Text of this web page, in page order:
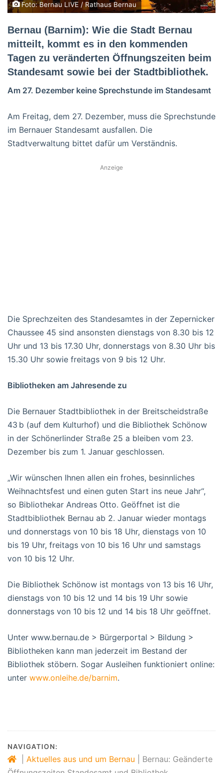
Foto: Bernau LIVE / Rathaus Bernau
Bernau (Barnim): Wie die Stadt Bernau
mitteilt, kommt es in den kommenden
Tagen zu veränderten Öffnungszeiten beim
Standesamt sowie bei der Stadtbibliothek.
Am 27. Dezember keine Sprechstunde im Standesamt
Am Freitag, dem 27. Dezember, muss die Sprechstunde
im Bernauer Standesamt ausfallen. Die
Stadtverwaltung bittet dafür um Verständnis.
Anzeige
Die Sprechzeiten des Standesamtes in der Zepernicker
Chaussee 45 sind ansonsten dienstags von 8.30 bis 12
Uhr und 13 bis 17.30 Uhr, donnerstags von 8.30 Uhr bis
15.30 Uhr sowie freitags von 9 bis 12 Uhr.
Bibliotheken am Jahresende zu
Die Bernauer Stadtbibliothek in der Breitscheidstraße
43 b (auf dem Kulturhof) und die Bibliothek Schönow
in der Schönerlinder Straße 25 a bleiben vom 23.
Dezember bis zum 1. Januar geschlossen.
„Wir wünschen Ihnen allen ein frohes, besinnliches
Weihnachtsfest und einen guten Start ins neue Jahr“,
so Bibliothekar Andreas Otto. Geöffnet ist die
Stadtbibliothek Bernau ab 2. Januar wieder montags
und donnerstags von 10 bis 18 Uhr, dienstags von 10
bis 19 Uhr, freitags von 10 bis 16 Uhr und samstags
von 10 bis 12 Uhr.
Die Bibliothek Schönow ist montags von 13 bis 16 Uhr,
dienstags von 10 bis 12 und 14 bis 19 Uhr sowie
donnerstags von 10 bis 12 und 14 bis 18 Uhr geöffnet.
Unter www.bernau.de > Bürgerportal > Bildung >
Bibliotheken kann man jederzeit im Bestand der
Bibliothek stöbern. Sogar Ausleihen funktioniert online:
unter www.onleihe.de/barnim.
NAVIGATION:
Aktuelles aus und um Bernau
Bernau: Geänderte